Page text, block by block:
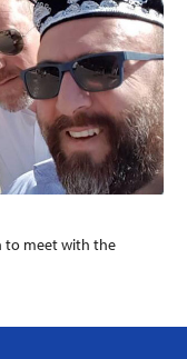
to meet with the